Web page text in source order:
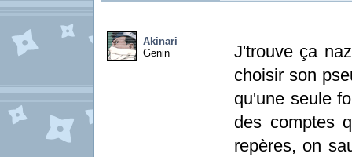
Akinari
Genin
J'trouve ça
choisir son
qu'une seule
des comptes
repères, on